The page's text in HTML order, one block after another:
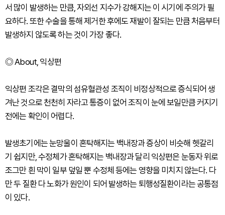
서 많이 발생하는 만큼, 자외선 지수가 강해지는 이 시기에 주의가 필
요하다. 또한 수술을 통해 제거한 후에도 재발이 잘되는 만큼 처음부터
발생하지 않도록 하는 것이 가장 좋다.
◎ About, 익상편
익상편 조각은 결막의 섬유혈관성 조직이 비정상적으로 증식되어 생
겨난 것으로 천천히 자라고 통증이 없어 조직이 눈에 보일만큼 커지기
전에는 확인이 어렵다.
발생초기에는 눈망울이 혼탁해지는 백내장과 증상이 비슷해 헷갈리
기 쉽지만, 수정체가 혼탁해지는 백내장과 달리 익상편은 눈동자 위로
조그만 흰 막이 일부 덮일 뿐 수정체 등에는 영향을 미치지 않는다. 다
만 두 질환 다 노화가 원인이 되어 발생하는 퇴행성질환이라는 공통점
이 있다.